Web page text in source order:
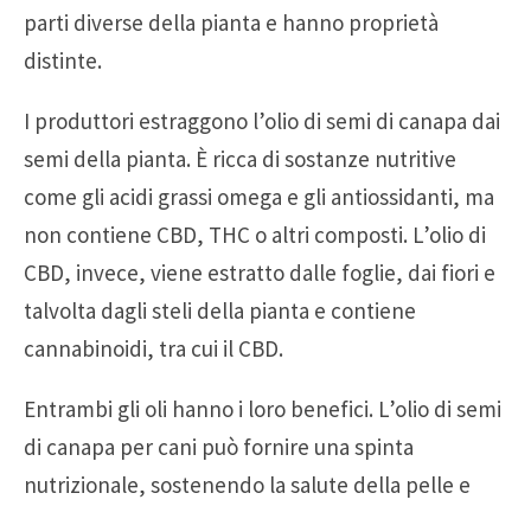
parti diverse della pianta e hanno proprietà
distinte.
I produttori estraggono l’olio di semi di canapa dai
semi della pianta. È ricca di sostanze nutritive
come gli acidi grassi omega e gli antiossidanti, ma
non contiene CBD, THC o altri composti. L’olio di
CBD, invece, viene estratto dalle foglie, dai fiori e
talvolta dagli steli della pianta e contiene
cannabinoidi, tra cui il CBD.
Entrambi gli oli hanno i loro benefici. L’olio di semi
di canapa per cani può fornire una spinta
nutrizionale, sostenendo la salute della pelle e